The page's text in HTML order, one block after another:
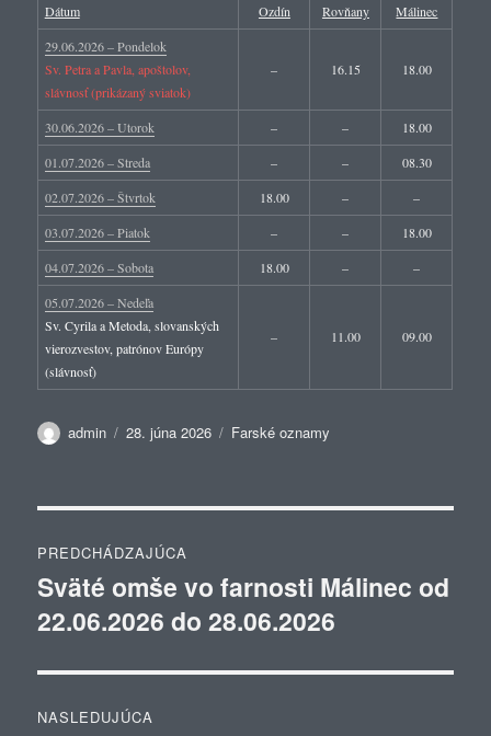
Dátum Ozdín Rovňany
Málinec
29.06.2026 – Pondelok
Sv. Petra a Pavla, apoštolov,
slávnosť (prikázaný sviatok)
– 16.15 18.00
30.06.2026 – Utorok – –
18.00
01.07.2026 – Streda
– –
08.30
02.07.2026 – Štvrtok
18.00 –
–
03.07.2026 – Piatok
– –
18.00
04.07.2026 – Sobota
18.00 –
–
05.07.2026 – Nedeľa
Sv. Cyrila a Metoda, slovanských
vierozvestov, patrónov Európy
(slávnosť)
– 11.00 09.00
Autor
admin Publikované
28. júna 2026 Kategórie
Farské oznamy
v
článku
PREDCHÁDZAJÚCA
Predchádzajúci
článok:
Sväté omše vo farnosti Málinec od
22.06.2026 do 28.06.2026
NASLEDUJÚCA